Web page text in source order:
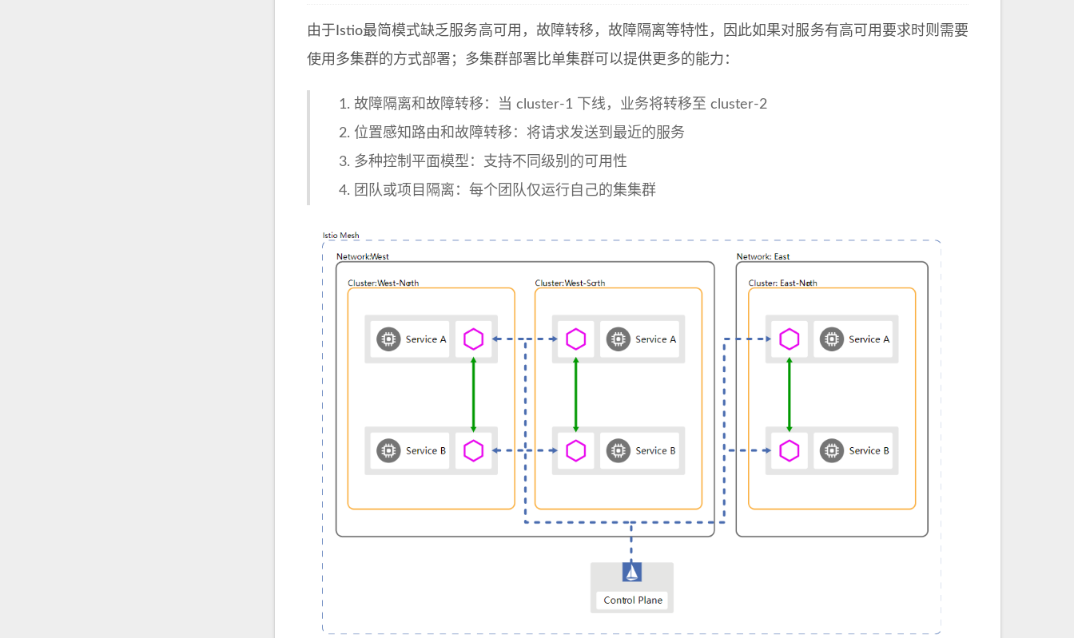
由于Istio最简模式缺乏服务高可用，故障转移，故障隔离等特性，因此如果对服务有高可用要求时则需要
使用多集群的方式部署；多集群部署比单集群可以提供更多的能力：
故障隔离和故障转移：当 cluster-1 下线，业务将转移至 cluster-2
位置感知路由和故障转移：将请求发送到最近的服务
多种控制平面模型：支持不同级别的可用性
团队或项目隔离：每个团队仅运行自己的集集群